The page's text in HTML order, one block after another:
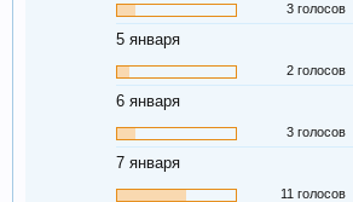
3 голосов
5 января
2 голосов
6 января
3 голосов
7 января
11 голосов